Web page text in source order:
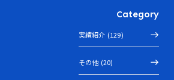
Category
実績紹介 (129)
その他 (20)